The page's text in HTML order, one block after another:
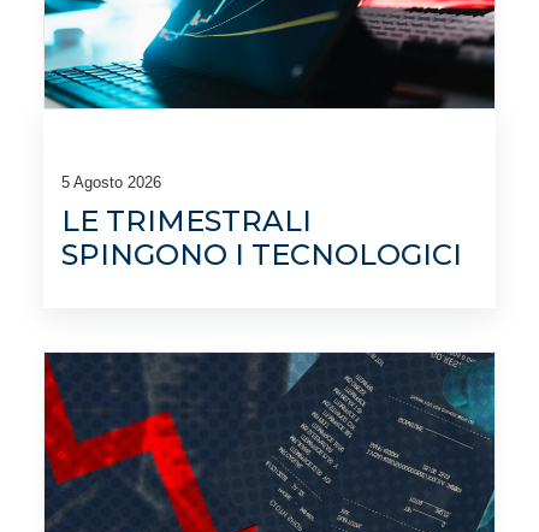
5 Agosto 2026
LE TRIMESTRALI
SPINGONO I TECNOLOGICI